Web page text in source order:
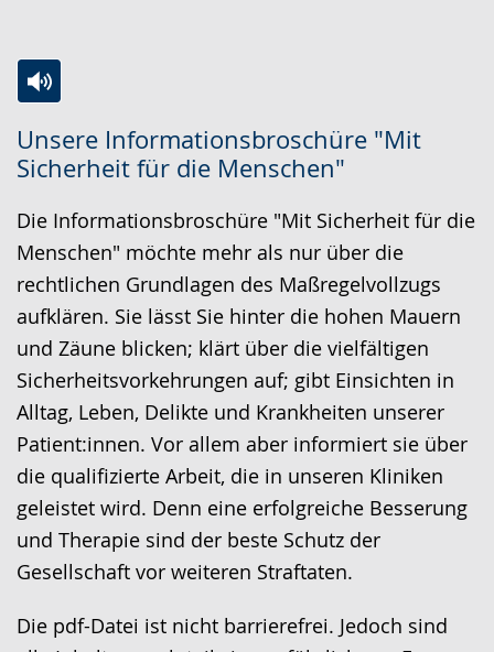
Unsere Informationsbroschüre "Mit
Sicherheit für die Menschen"
Leichten
Sprache
wechseln.
Audio-
Unterstützung.
Video
in
Deutscher
Gebärdensprache
wird
angezeigt.
Die Informationsbroschüre "Mit Sicherheit für die
Menschen" möchte mehr als nur über die
rechtlichen Grundlagen des Maßregelvollzugs
aufklären. Sie lässt Sie hinter die hohen Mauern
und Zäune blicken; klärt über die vielfältigen
Sicherheitsvorkehrungen auf; gibt Einsichten in
Alltag, Leben, Delikte und Krankheiten unserer
Patient:innen. Vor allem aber informiert sie über
die qualifizierte Arbeit, die in unseren Kliniken
geleistet wird. Denn eine erfolgreiche Besserung
und Therapie sind der beste Schutz der
Gesellschaft vor weiteren Straftaten.
Die pdf-Datei ist nicht barrierefrei. Jedoch sind